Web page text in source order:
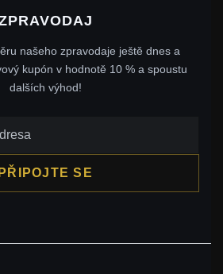
našeho zpravodaje ještě dnes a
kupón v hodnotě 10 % a spoustu
dalších výhod!
PŘIPOJTE SE